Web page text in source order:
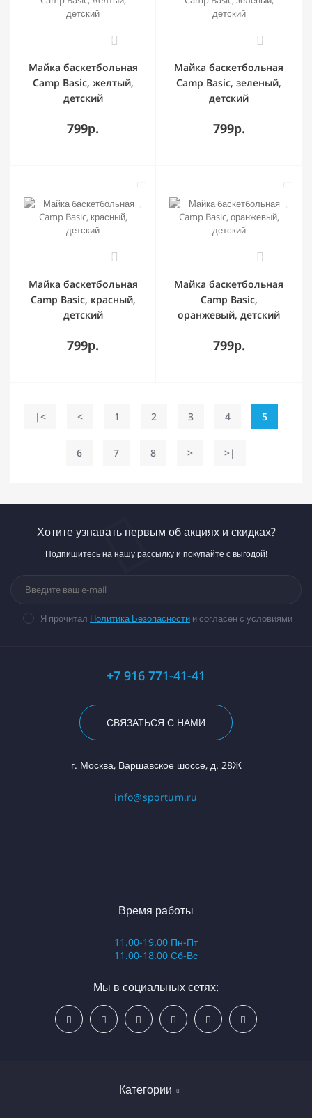
Майка баскетбольная
Camp Basic, желтый,
детский
799р.
Майка баскетбольная
Camp Basic, зеленый,
детский
799р.
Майка баскетбольная
Camp Basic, красный,
детский
799р.
Майка баскетбольная
Camp Basic,
оранжевый, детский
799р.
|< < 1 2 3 4 5
6 7 8 > >|
Хотите узнавать первым об акциях и скидках?
Подпишитесь на нашу рассылку и покупайте с выгодой!
Я прочитал Политика Безопасности и согласен с условиями
+7 916 771-41-41
СВЯЗАТЬСЯ С НАМИ
г. Москва, Варшавское шоссе, д. 28Ж
info@sportum.ru
Категории
Время работы
11.00-19.00 Пн-Пт
11.00-18.00 Сб-Вс
Мы в социальных сетях: